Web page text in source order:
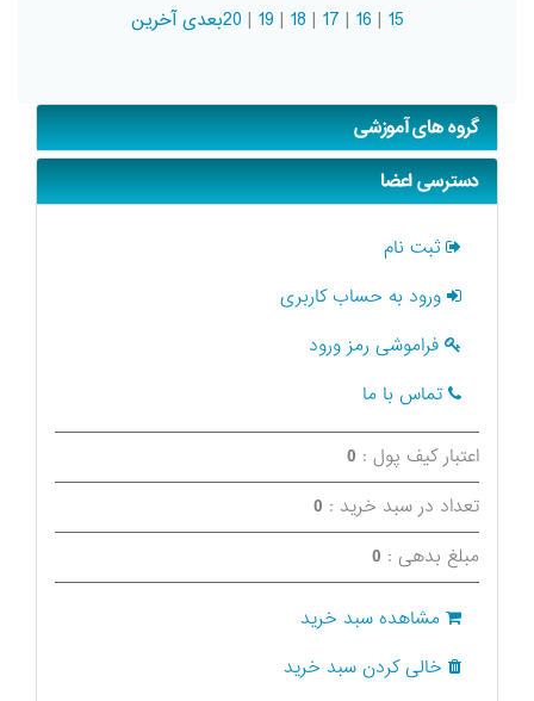
15
|
16
|
17
|
18
|
19
|
20بعدی آخرین
گروه های آموزشی
دسترسی اعضا
ثبت نام
ورود به حساب کاربری
فراموشی رمز ورود
تماس با ما
اعتبار کیف پول : 0
تعداد در سبد خرید : 0
مبلغ بدهی : 0
مشاهده سبد خرید
خالی کردن سبد خرید